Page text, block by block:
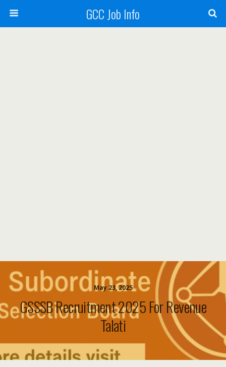
GCC Job Info
May 23, 2025
GSSSB Recruitment 2025 For Revenue
Talati